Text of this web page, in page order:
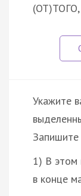
Укажите
Запишите
1) В этом
в конце